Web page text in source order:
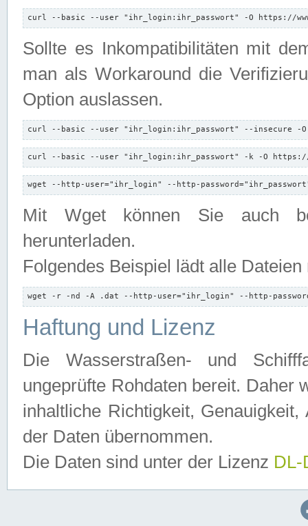
curl --basic --user "ihr_login:ihr_passwort" -O https://
Sollte es Inkompatibilitäten mit
man als Workaround die
Option auslassen.
curl --basic --user "ihr_login:ihr_passwort" --insecure -
curl --basic --user "ihr_login:ihr_passwort" -k -O https://
wget --http-user="ihr_login" --http-
Mit Wget können Sie auch
herunterladen.
Folgendes Beispiel lädt alle
wget -r -nd -A .dat --http-user="ihr_login" --http-
Haftung und Lizenz
Die Wasserstraßen- und
ungeprüfte Rohdaten bereit. Daher
inhaltliche Richtigkeit,
der Daten übernommen.
Die Daten sind unter der Lizenz